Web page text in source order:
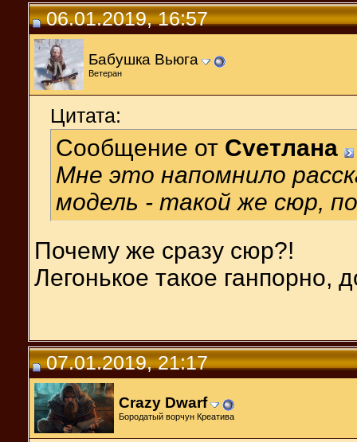
06.01.2019, 16:57
Бабушка Вьюга
Ветеран
Цитата:
Сообщение от Cveтлана
Мне это напомнило
модель - такой же сюр,
Почему же сразу сюр?!
Легонькое такое ганпорно,
07.01.2019, 21:17
Crazy Dwarf
Бородатый ворчун Креатива